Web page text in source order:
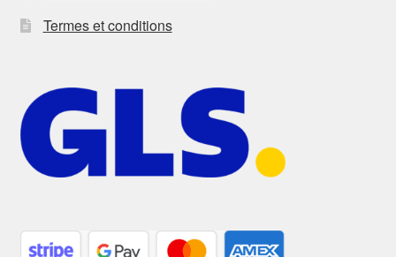
Termes et conditions